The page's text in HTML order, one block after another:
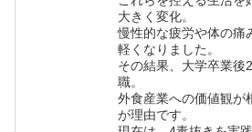
大きく変化。
慢性的な疲労や体の痛
軽くなりました。
その結果、大学卒業後
職。
外食産業への価値観が
が理由です。